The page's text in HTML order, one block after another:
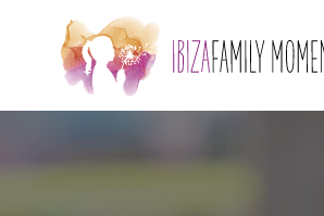
Accéder au contenu principal